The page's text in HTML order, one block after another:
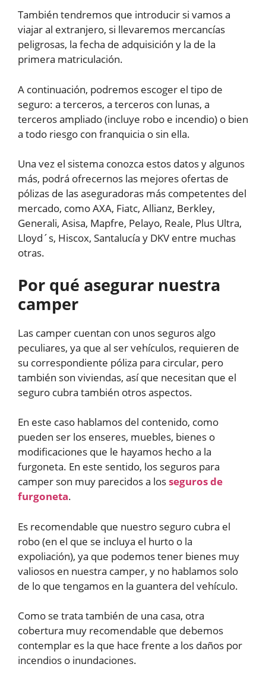
También tendremos que introducir si vamos a
viajar al extranjero, si llevaremos mercancías
peligrosas, la fecha de adquisición y la de la
primera matriculación.
A continuación, podremos escoger el tipo de
seguro: a terceros, a terceros con lunas, a
terceros ampliado (incluye robo e incendio) o bien
a todo riesgo con franquicia o sin ella.
Una vez el sistema conozca estos datos y algunos
más, podrá ofrecernos las mejores ofertas de
pólizas de las aseguradoras más competentes del
mercado, como AXA, Fiatc, Allianz, Berkley,
Generali, Asisa, Mapfre, Pelayo, Reale, Plus Ultra,
Lloyd´s, Hiscox, Santalucía y DKV entre muchas
otras.
Por qué asegurar nuestra
camper
Las camper cuentan con unos seguros algo
peculiares, ya que al ser vehículos, requieren de
su correspondiente póliza para circular, pero
también son viviendas, así que necesitan que el
seguro cubra también otros aspectos.
En este caso hablamos del contenido, como
pueden ser los enseres, muebles, bienes o
modificaciones que le hayamos hecho a la
furgoneta. En este sentido, los seguros para
camper son muy parecidos a losseguros de
furgoneta.
Es recomendable que nuestro seguro cubra el
robo (en el que se incluya el hurto o la
expoliación), ya que podemos tener bienes muy
valiosos en nuestra camper, y no hablamos solo
de lo que tengamos en la guantera del vehículo.
Como se trata también de una casa, otra
cobertura muy recomendable que debemos
contemplar es la que hace frente a los daños por
incendios o inundaciones.